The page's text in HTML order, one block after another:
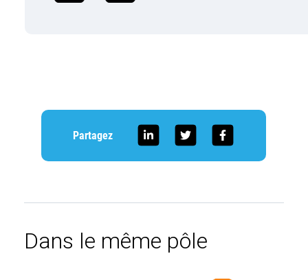
Partagez
Dans le même pôle